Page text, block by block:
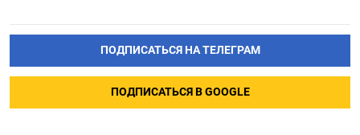
ПОДПИСАТЬСЯ НА ТЕЛЕГРАМ
ПОДПИСАТЬСЯ В GOOGLE